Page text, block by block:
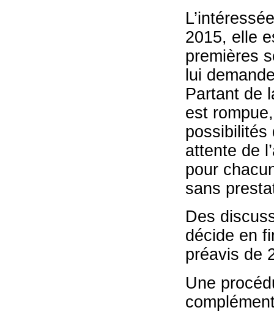
2015, elle
premières
lui
Partant de
est
possibilités
attente de
pour
sans
Des
décide en
préavis de
Une